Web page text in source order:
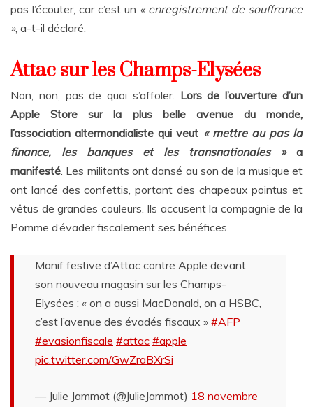
pas l’écouter, car c’est un « enregistrement de souffrance
», a-t-il déclaré.
Attac sur les Champs-Elysées
Non, non, pas de quoi s’affoler. Lors de l’ouverture d’un
Apple Store sur la plus belle avenue du monde,
l’association altermondialiste qui veut « mettre au pas la
finance, les banques et les transnationales »a
manifesté. Les militants ont dansé au son de la musique et
ont lancé des confettis, portant des chapeaux pointus et
vêtus de grandes couleurs. Ils accusent la compagnie de la
Pomme d’évader fiscalement ses bénéfices.
Manif festive d’Attac contre Apple devant
son nouveau magasin sur les Champs-
Elysées : « on a aussi MacDonald, on a HSBC,
c’est l’avenue des évadés fiscaux » #AFP
#evasionfiscale #attac #apple
pic.twitter.com/GwZraBXrSi
— Julie Jammot (@JulieJammot) 18 novembre